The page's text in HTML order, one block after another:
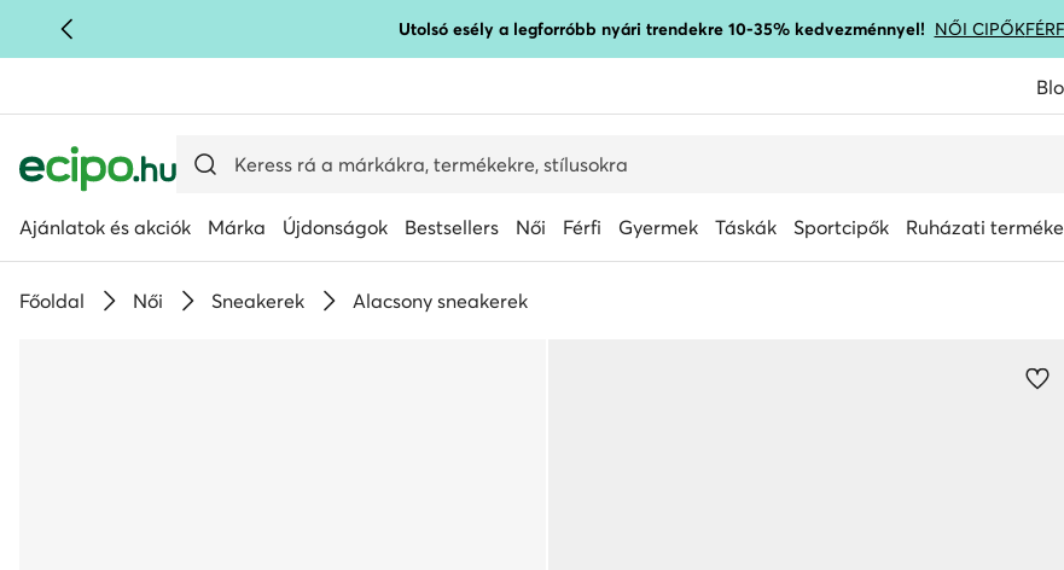
UGRÁS A FŐ TARTALOMRA Utolsó esély a legforróbb nyári trendekre 10-35% kedvezménnyel! NŐI CIPŐK
Ajánlatok és akciók Márka Újdonságok Bestsellers Női Férfi Gyermek Táskák Sportcipők Ruházati
Főoldal Női Sneakerek Alacsony sneakerek